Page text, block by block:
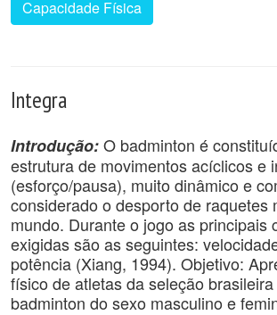
Capacidade Física
Integra
Introdução:O badminton é
estrutura de movimentos acíclicos e
(esforço/pausa), muito dinâmico e
considerado o desporto de raquetes
mundo. Durante o jogo as principais
exigidas são as seguintes:
potência (Xiang, 1994). Objetivo:
físico de atletas da seleção
badminton do sexo masculino e